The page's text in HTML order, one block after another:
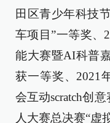
田区青少年科技
车项目”一等奖、
能大赛暨AI科普
获一等奖、2021
会互动scratch创
人大赛总决赛“虚